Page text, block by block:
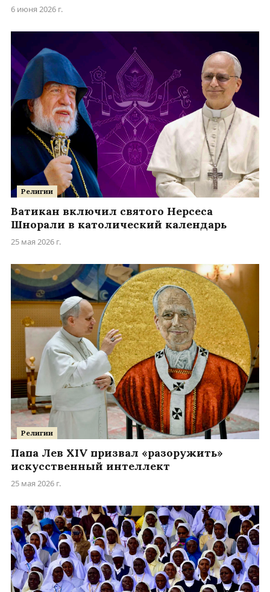
6 июня 2026 г.
Религии
Ватикан включил святого Нерсеса
Шнорали в католический календарь
25 мая 2026 г.
Религии
Папа Лев XIV призвал «разоружить»
искусственный интеллект
25 мая 2026 г.